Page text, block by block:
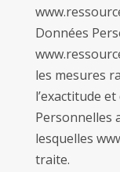
Données
les mesures
l’exactitude
Personnelles
lesquelles
traite.